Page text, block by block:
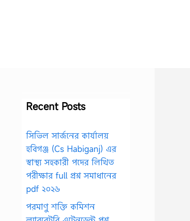
Recent Posts
সিভিল সার্জনের কার্যালয়
হবিগঞ্জ (Cs Habiganj) এর
স্বাস্থ্য সহকারী পদের লিখিত
পরীক্ষার full প্রশ্ন সমাধানের
pdf ২০২৬
পরমাণু শক্তি কমিশন